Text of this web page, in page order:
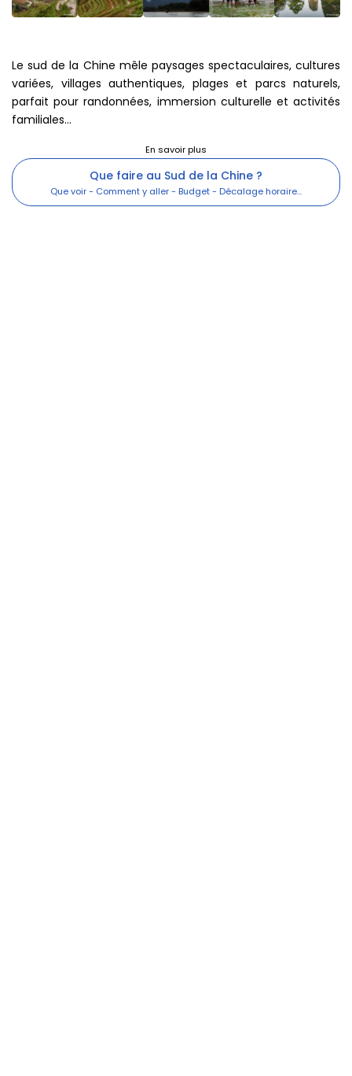
Le sud de la Chine mêle paysages spectaculaires, cultures
variées, villages authentiques, plages et parcs naturels,
parfait pour randonnées, immersion culturelle et activités
familiales...
Que faire au Sud de la Chine ?